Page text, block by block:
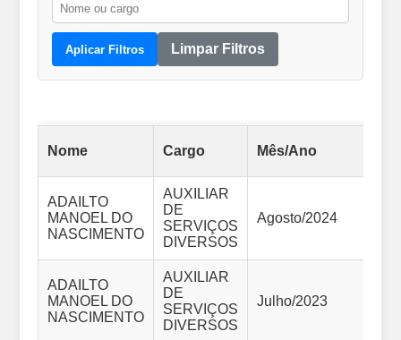
Aplicar Filtros Limpar Filtros
Nome Cargo Mês/Ano
ADAILTO
MANOEL DO
NASCIMENTO
AUXILIAR
DE
SERVIÇOS
DIVERSOS
Agosto/2024
ADAILTO
MANOEL DO
NASCIMENTO
AUXILIAR
DE
SERVIÇOS
DIVERSOS
Julho/2023